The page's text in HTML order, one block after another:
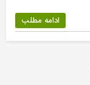
ادامه مطلب